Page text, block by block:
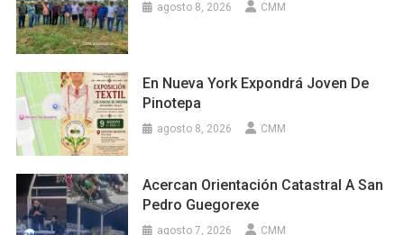
agosto 8, 2026 CMM
En Nueva York Expondrá Joven De
Pinotepa
agosto 8, 2026 CMM
Acercan Orientación Catastral A San
Pedro Guegorexe
agosto 7, 2026 CMM